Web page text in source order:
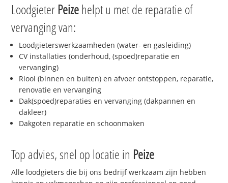
Loodgieter Peizehelpt u met de reparatie of
vervanging van:
Loodgieterswerkzaamheden (water- en gasleiding)
CV installaties (onderhoud, (spoed)reparatie en
vervanging)
Riool (binnen en buiten) en afvoer ontstoppen, reparatie,
renovatie en vervanging
Dak(spoed)reparaties en vervanging (dakpannen en
dakleer)
Dakgoten reparatie en schoonmaken
Top advies, snel op locatie in Peize
Alle loodgieters die bij ons bedrijf werkzaam zijn hebben